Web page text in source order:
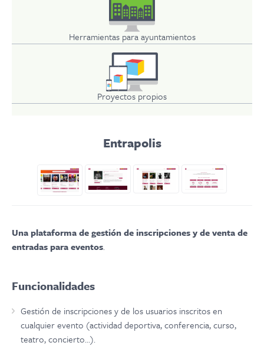
Herramientas para ayuntamientos
Proyectos propios
Entrapolis
Una plataforma de gestión de inscripciones y de venta de
entradas para eventos.
Funcionalidades
Gestión de inscripciones y de los usuarios inscritos en
cualquier evento (actividad deportiva, conferencia, curso,
teatro, concierto...).